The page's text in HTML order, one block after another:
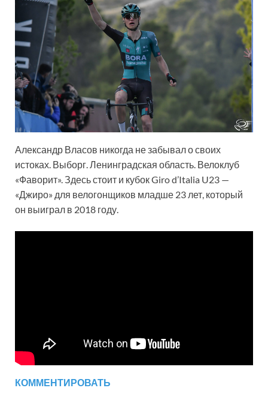
Александр Власов никогда не забывал о своих
истоках. Выборг. Ленинградская область. Велоклуб
«Фаворит». Здесь стоит и кубок Giro d’Italia U23 —
«Джиро» для велогонщиков младше 23 лет, который
он выиграл в 2018 году.
КОММЕНТИРОВАТЬ